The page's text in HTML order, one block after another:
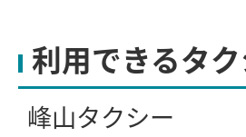
利用できるタ
峰山タクシー